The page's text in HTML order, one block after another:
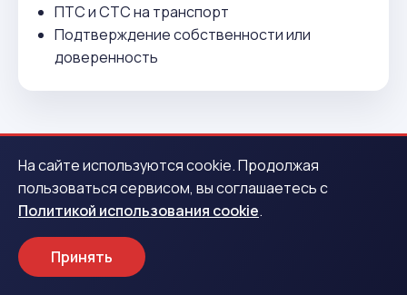
ПТС и СТС на транспорт
Подтверждение собственности или
доверенность
ВСЕГО 3 ДЕЙСТВИЯ
Как получить деньги в Ханты-
Мансийске
На сайте используются cookie. Продолжая
пользоваться сервисом, вы соглашаетесь с
Политикой использования cookie.
Принять